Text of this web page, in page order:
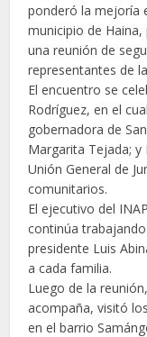
ponderó la mejoría
municipio de
una reunión de
representantes de
El encuentro se
Rodríguez, en el
gobernadora de
Margarita Tejada; y
Unión General de
comunitarios.
El ejecutivo del
continúa
presidente Luis
a cada familia.
Luego de la
acompaña, visitó
en el barrio